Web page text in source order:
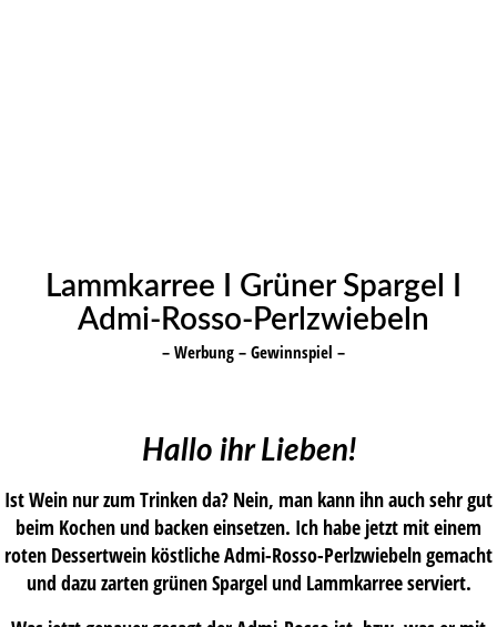
Lammkarree I Grüner Spargel I
Admi-Rosso-Perlzwiebeln
– Werbung – Gewinnspiel –
Hallo ihr Lieben!
Ist Wein nur zum Trinken da? Nein, man kann ihn auch sehr gut
beim Kochen und backen einsetzen. Ich habe jetzt mit einem
roten Dessertwein köstliche Admi-Rosso-Perlzwiebeln gemacht
und dazu zarten grünen Spargel und Lammkarree serviert.